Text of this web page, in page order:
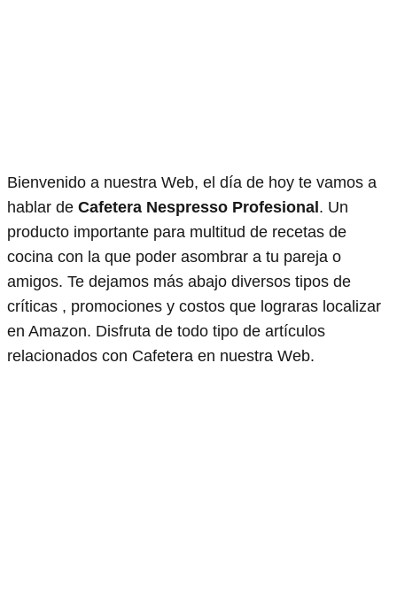
Bienvenido a nuestra Web, el día de hoy te vamos a
hablar de Cafetera Nespresso Profesional. Un
producto importante para multitud de recetas de
cocina con la que poder asombrar a tu pareja o
amigos. Te dejamos más abajo diversos tipos de
críticas , promociones y costos que lograras localizar
en Amazon. Disfruta de todo tipo de artículos
relacionados con Cafetera en nuestra Web.